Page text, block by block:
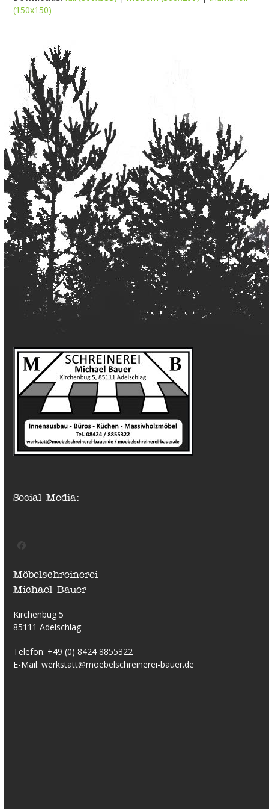
(150x150)
Social Media:
Möbelschreinerei
Michael Bauer
Kirchenbug 5
85111 Adelschlag
Telefon: +49 (0) 8424 8855322
E-Mail:werkstatt@moebelschreinerei-bauer.de